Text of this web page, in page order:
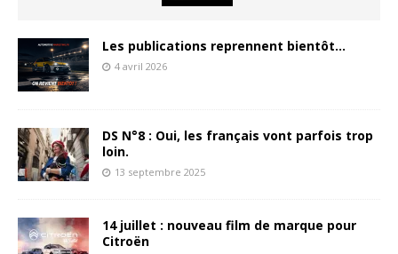
Les publications reprennent bientôt…
4 avril 2026
DS N°8 : Oui, les français vont parfois trop
loin.
13 septembre 2025
14 juillet : nouveau film de marque pour
Citroën